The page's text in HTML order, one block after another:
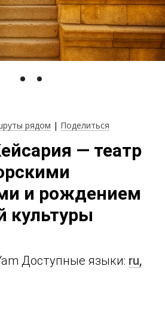
рядом | Поделиться
— театр
и рождением
культуры
Доступные языки: ru,